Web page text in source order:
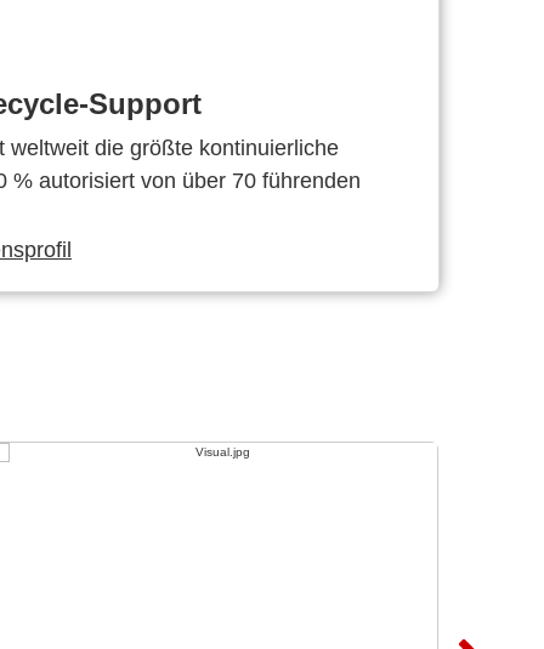
Support
weltweit die größte kontinuierliche
% autorisiert von über 70 führenden